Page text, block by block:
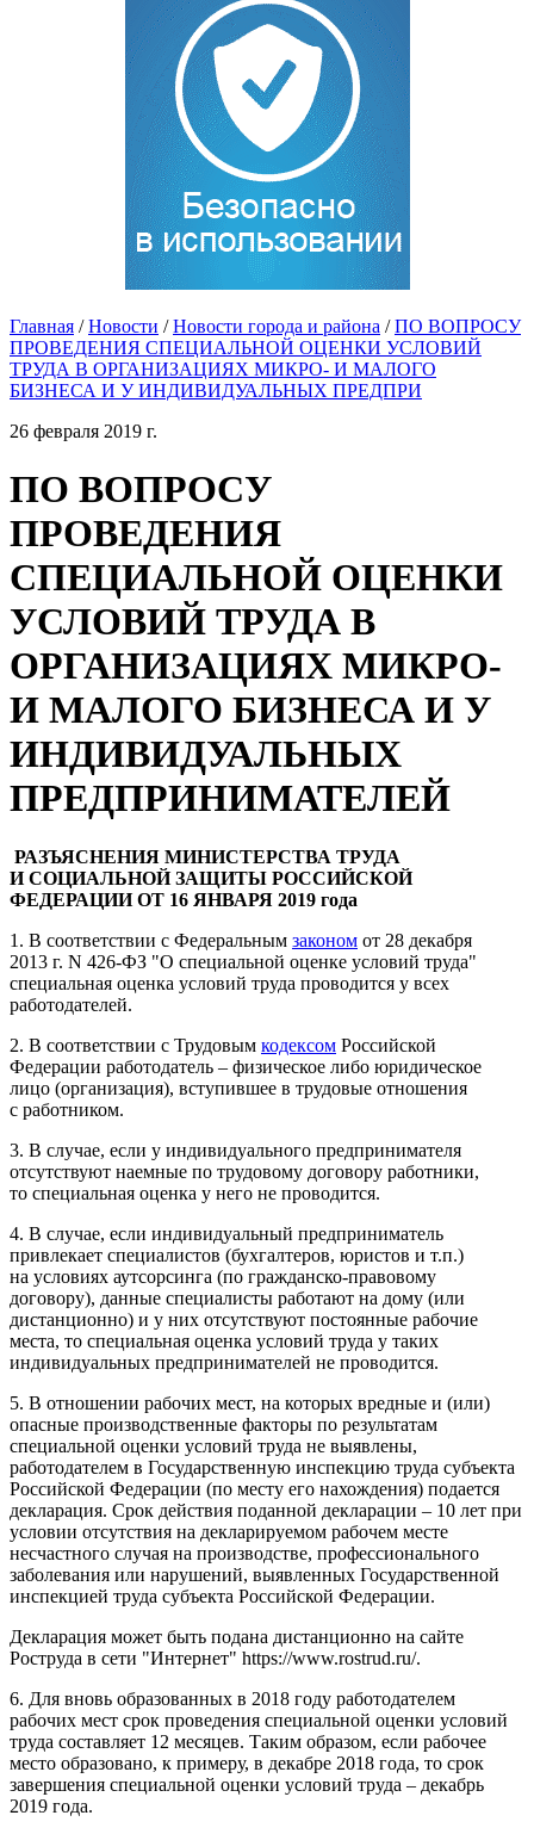
Главная / Новости / Новости города и района / ПО ВОПРОСУ
ПРОВЕДЕНИЯ СПЕЦИАЛЬНОЙ ОЦЕНКИ УСЛОВИЙ
ТРУДА В ОРГАНИЗАЦИЯХ МИКРО- И МАЛОГО
БИЗНЕСА И У ИНДИВИДУАЛЬНЫХ ПРЕДПРИ
26 февраля 2019 г.
ПО ВОПРОСУ
ПРОВЕДЕНИЯ
СПЕЦИАЛЬНОЙ ОЦЕНКИ
УСЛОВИЙ ТРУДА В
ОРГАНИЗАЦИЯХ МИКРО-
И МАЛОГО БИЗНЕСА И У
ИНДИВИДУАЛЬНЫХ
ПРЕДПРИНИМАТЕЛЕЙ
РАЗЪЯСНЕНИЯ МИНИСТЕРСТВА ТРУДА
И СОЦИАЛЬНОЙ ЗАЩИТЫ РОССИЙСКОЙ
ФЕДЕРАЦИИ ОТ 16 ЯНВАРЯ 2019 года
1. В соответствии с Федеральным законом от 28 декабря
2013 г. N 426-ФЗ "О специальной оценке условий труда"
специальная оценка условий труда проводится у всех
работодателей.
2. В соответствии с Трудовым кодексом Российской
Федерации работодатель – физическое либо юридическое
лицо (организация), вступившее в трудовые отношения
с работником.
3. В случае, если у индивидуального предпринимателя
отсутствуют наемные по трудовому договору работники,
то специальная оценка у него не проводится.
4. В случае, если индивидуальный предприниматель
привлекает специалистов (бухгалтеров, юристов и т.п.)
на условиях аутсорсинга (по гражданско-правовому
договору), данные специалисты работают на дому (или
дистанционно) и у них отсутствуют постоянные рабочие
места, то специальная оценка условий труда у таких
индивидуальных предпринимателей не проводится.
5. В отношении рабочих мест, на которых вредные и (или)
опасные производственные факторы по результатам
специальной оценки условий труда не выявлены,
работодателем в Государственную инспекцию труда субъекта
Российской Федерации (по месту его нахождения) подается
декларация. Срок действия поданной декларации – 10 лет при
условии отсутствия на декларируемом рабочем месте
несчастного случая на производстве, профессионального
заболевания или нарушений, выявленных Государственной
инспекцией труда субъекта Российской Федерации.
Декларация может быть подана дистанционно на сайте
Роструда в сети "Интернет" https://www.rostrud.ru/.
6. Для вновь образованных в 2018 году работодателем
рабочих мест срок проведения специальной оценки условий
труда составляет 12 месяцев. Таким образом, если рабочее
место образовано, к примеру, в декабре 2018 года, то срок
завершения специальной оценки условий труда – декабрь
2019 года.